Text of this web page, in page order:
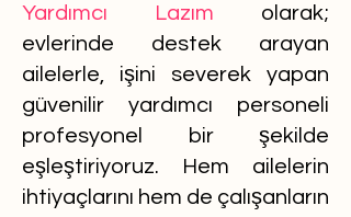
Yardımcı Lazım olarak;
evlerinde destek arayan
ailelerle, işini severek yapan
güvenilir yardımcı personeli
profesyonel bir şekilde
eşleştiriyoruz. Hem ailelerin
ihtiyaçlarını hem de çalışanların